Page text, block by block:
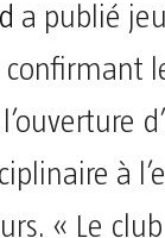
a publié
à
« Le club